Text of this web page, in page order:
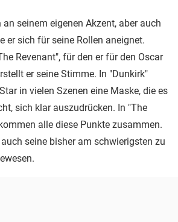
seinem eigenen Akzent, aber auch
er sich für seine Rollen aneignet.
Revenant", für den er für den Oscar
er seine Stimme. In "Dunkirk"
in vielen Szenen eine Maske, die es
sich klar auszudrücken. In "The
alle diese Punkte zusammen.
seine bisher am schwierigsten zu